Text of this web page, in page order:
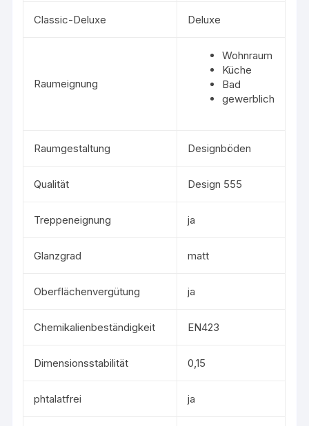
Classic-Deluxe Deluxe
Raumeignung
Wohnraum
Küche
Bad
gewerblich
Raumgestaltung Designböden
Qualität Design 555
Treppeneignung ja
Glanzgrad matt
Oberflächenvergütung ja
Chemikalienbeständigkeit EN423
Dimensionsstabilität 0,15
phtalatfrei ja